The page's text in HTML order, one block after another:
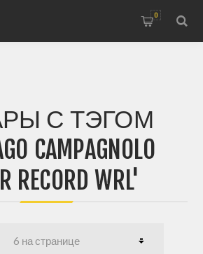
0
С ТЭГОМ
CAMPAGNOLO
RECORD WRL'